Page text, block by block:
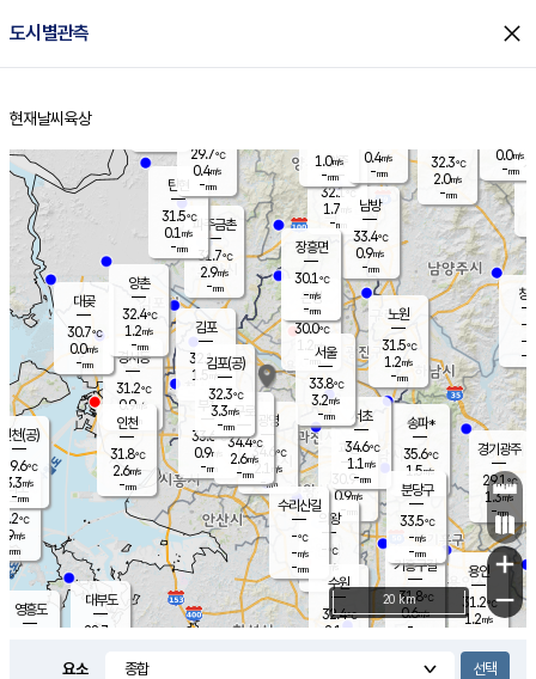
도시별관측 close
홈
현재날씨 육상
의도
℃
m/s
mm
영흥도
양주
32.1℃
1.7
-mm
과천
30.9℃
0.9m/s
- mm
용인
31.2℃
1.2m/s
경기광주
29.1℃
1.3m/s
-mm
대부도
28.7
경서동
31.2℃
0.9m/s
-mm
파주금촌
31.7℃
2.9m/s
-mm
32.3℃
2.0m/s
-mm
대곶
30.7℃
0.0m/s
-mm
창
-
-m/
-
탄현
31.5℃
0.1 m/s
-mm
0.0m/s
-mm
의왕
- ℃
m/s
mm
김포
32.1℃
1.5 m/s
mm
광명
34.6 ℃
2.1 m/s
-mm
부천
33.6℃
0.9m/s
-mm
양촌
32.4℃
1.2m/s
-mm
구로
34.4℃
2.6m/s
-mm
은평
30.0℃
1.2 m/s
- mm
노원
31.5℃
1.2m/s
-mm
송파*
35.6℃
1.5m/s
-mm
서초
34.6℃
1.1 m/s
-mm
남방
33.4℃
0.9m/s
-mm
기흥구갈
31.8℃
0.6m/s
-
수리산길
-℃
-m/s
-mm
분당구
33.5℃
-m/s
-mm
장흥면
30.1℃
-m/s
-mm
1.0m/s
-mm
인천(공)
29.6℃
3.3m/s
-mm
김포(공)
32.3℃
3.3m/s
-mm
수원
32.4℃
2.1 m/s
인천
31.8℃
2.6m/s
-mm
서울
33.8℃
3.2m/s
-mm
29.7℃
0.4m/s
-mm
0.4m/s
-mm
+
−
20 km
요소